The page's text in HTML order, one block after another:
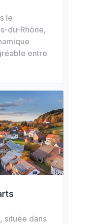
le
du-Rhône,
entre
située dans